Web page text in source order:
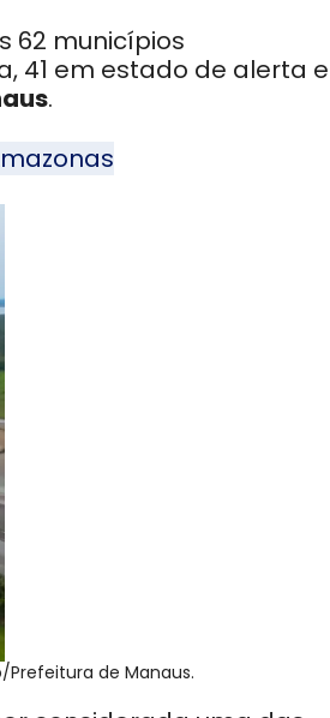
62 municípios
41 em estado de alerta e
.
de Manaus.